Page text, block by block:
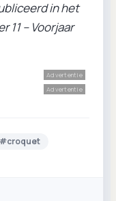
in het
11 – Voorjaar
Advertentie
Advertentie
#croquet